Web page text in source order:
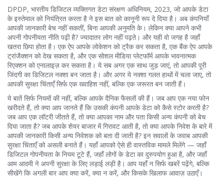
DPDP, भारतीय डिजिटल व्यक्तिगत डेटा संरक्षण अधिनियम, 2023, जो आपके डेटा
के इस्तेमाल को नियंत्रित करता है ने इस बात को कानूनी रूप दे दिया है। अब कंपनियाँ
आपकी जानकारी बेच नहीं सकतीं, बिना आपकी अनुमति के। लेकिन क्या आपने कभी
अपनी गोपनीयता नीति पढ़ी है? ज्यादातर लोग नहीं पढ़ते। और यही वो जगह है जहाँ
खतरा छिपा होता है। एक ऐप आपके लोकेशन को ट्रैक कर सकता है, एक बैंक ऐप आपके
ट्रांजैक्शन को देख सकता है, और एक सोशल मीडिया प्लेटफॉर्म आपके भावनात्मक
रिएक्शन को एनालाइज़ कर सकता है। ये सब अगर एक साथ जुड़ जाएं, तो आपकी पूरी
जिंदगी का डिजिटल नक्शा बन जाता है। और अगर ये नक्शा गलत हाथों में चला जाए, तो
आपकी सुरक्षा चिंताएँ सिर्फ एक ख्वाहिश नहीं, बल्कि एक जरूरत बन जाती हैं।
ये बातें सिर्फ नियमों की नहीं, बल्कि आपके दैनिक फैसलों की हैं। जब आप एक नया फोन
खरीदते हैं, तो क्या आप जानते हैं कि उसकी कंपनी आपके डेटा को कैसे स्टोर करती है?
जब आप एक लॉटरी जीतते हैं, तो क्या आपका नाम और पता किसी अन्य कंपनी को बेच
दिया जाता है? जब आपके शेयर बाजार में गिरावट आती है, तो क्या आपके निवेश के बारे में
आपकी जानकारी किसी अन्य निवेशक को बता दी जाती है? इन सवालों के जवाब आपकी
सुरक्षा चिंताएँ को असली बनाते हैं। यहाँ आपको ऐसे ही वास्तविक मामले मिलेंगे — जहाँ
डिजिटल गोपनीयता के नियम टूटे हैं, जहाँ लोगों के डेटा का दुरुपयोग हुआ है, और जहाँ
आम आदमी ने अपनी सुरक्षा के लिए लड़ाई लड़ी है। आप यहाँ न सिर्फ खबरें पढ़ेंगे, बल्कि
सीखेंगे कि अगली बार आप क्या करें, क्या न करें, और किसके खिलाफ आवाज़ उठाएँ।